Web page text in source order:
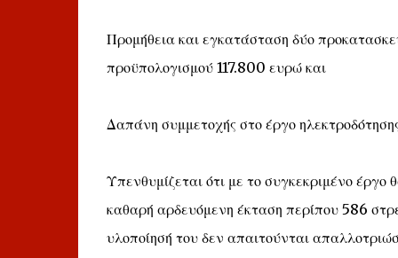
Προμήθεια και εγκατάσταση δύο
προϋπολογισμού 117.800 ευρώ και
Δαπάνη συμμετοχής στο έργο
Υπενθυμίζεται ότι με το συγκεκριμένο έργο
καθαρή αρδευόμενη έκταση περίπου 586
υλοποίησή του δεν απαιτούνται